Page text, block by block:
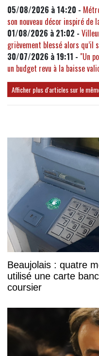
05/08/2026 à 14:20 -
son nouveau décor inspiré de
01/08/2026 à 21:02 -
grièvement blessé alors qu’il
30/07/2026 à 19:11 - "Un
un budget revu à la baisse
Afficher plus d'articles sur le
Beaujolais : quatre
utilisé une carte
coursier